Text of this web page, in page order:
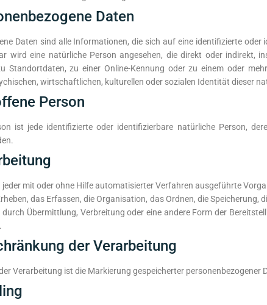
Daten
Daten sind alle Informationen, die sich auf eine identifizierte
wird eine natürliche Person angesehen, die direkt oder indirekt,
Standortdaten, zu einer Online-Kennung oder zu einem oder
wirtschaftlichen, kulturellen oder sozialen Identität dieser
Person
ist jede identifizierte oder identifizierbare natürliche Person,
mit oder ohne Hilfe automatisierter Verfahren ausgeführte
das Erfassen, die Organisation, das Ordnen, die
Übermittlung, Verbreitung oder eine andere Form der
der Verarbeitung
Verarbeitung ist die Markierung gespeicherter